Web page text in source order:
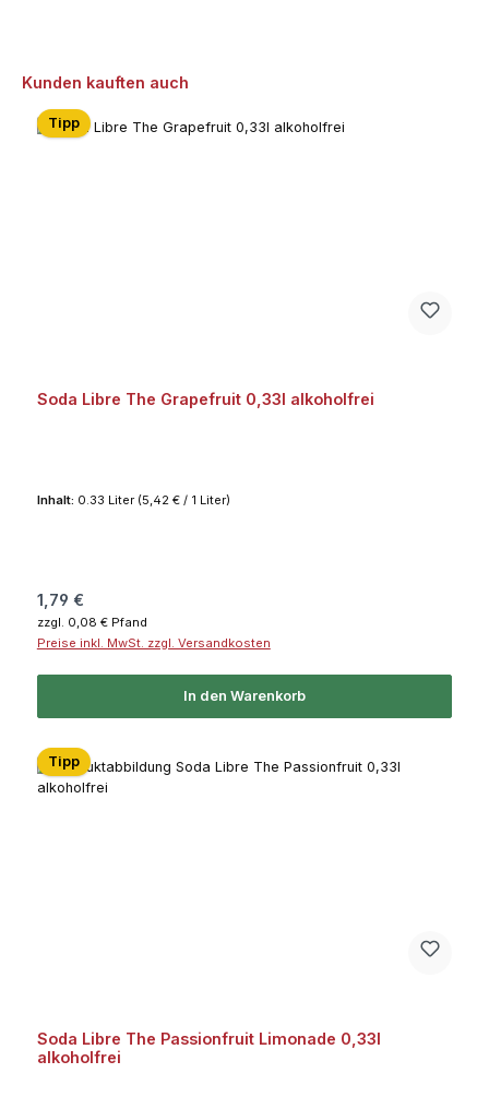
Produktgalerie überspringen
Kunden kauften auch
Tipp
Soda Libre The Grapefruit 0,33l alkoholfrei
Inhalt: 0.33 Liter (5,42 € / 1 Liter)
Regulärer Preis:
1,79 €
zzgl. 0,08 € Pfand
Preise inkl. MwSt. zzgl. Versandkosten
In den Warenkorb
Tipp
Soda Libre The Passionfruit Limonade 0,33l
alkoholfrei